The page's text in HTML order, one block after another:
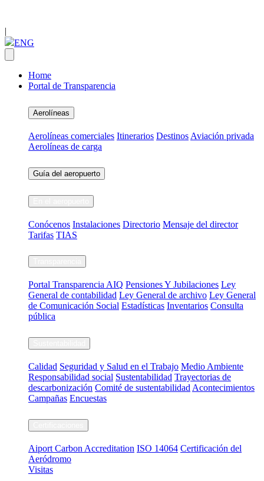
|
ENG
Home
Portal de Transparencia
Aerolíneas
Aerolíneas comerciales Itinerarios Destinos Aviación privada
Aerolíneas de carga
Guía del aeropuerto
Conócenos Instalaciones Directorio Mensaje del director
Tarifas TIAS
Portal Transparencia AIQ Pensiones Y Jubilaciones Ley
General de contabilidad Ley General de archivo Ley General
de Comunicación Social Estadísticas Inventarios Consulta
pública
Calidad Seguridad y Salud en el Trabajo Medio Ambiente
Responsabilidad social Sustentabilidad Trayectorias de
descarbonización Comité de sustentabilidad Acontecimientos
Campañas Encuestas
Aiport Carbon Accreditation ISO 14064 Certificación del
Aeródromo
Visitas